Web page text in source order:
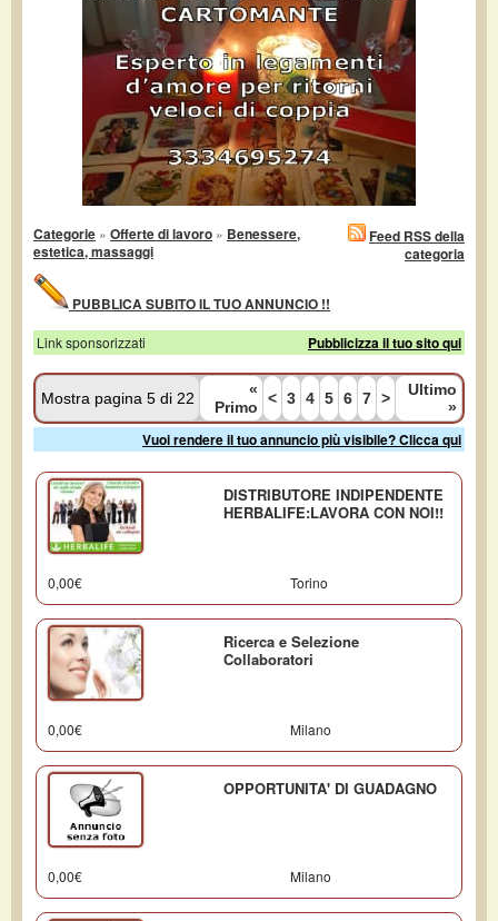
Categorie » Offerte di lavoro » Benessere,
estetica, massaggi
Feed RSS della
categoria
PUBBLICA SUBITO IL TUO ANNUNCIO !!
Link sponsorizzati Pubblicizza il tuo sito qui
Mostra pagina 5 di 22
«
Primo
< 3 4 5 6 7 >
Ultimo
»
Vuoi rendere il tuo annuncio più visibile? Clicca qui
DISTRIBUTORE INDIPENDENTE
HERBALIFE:LAVORA CON NOI!!
0,00€ Torino
Ricerca e Selezione
Collaboratori
0,00€ Milano
OPPORTUNITA' DI GUADAGNO
0,00€ Milano